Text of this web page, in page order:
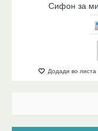
Сифон за
Додади во